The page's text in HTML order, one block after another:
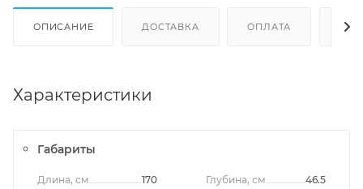
ОПИСАНИЕ ДОСТАВКА ОПЛАТА
Характеристики
Габариты
Длина, см 170 Глубина, см 46.5